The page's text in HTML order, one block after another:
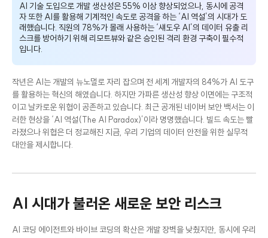
AI 기술 도입으로 개발 생산성은 55% 이상 향상되었으나, 동시에 공격
자 또한 AI를 활용해 기계적인 속도로 공격을 하는 ‘AI 역설’의 시대가 도
래했습니다. 직원의 78%가 몰래 사용하는 ‘섀도우 AI’의 데이터 유출 리
스크를 방어하기 위해 리모트뷰와 같은 승인된 격리 환경 구축이 필수적
입니다.
작년은 AI는 개발의 뉴노멀로 자리 잡으며 전 세계 개발자의 84%가 AI 도구
를 활용하는 혁신의 해였습니다. 하지만 가파른 생산성 향상 이면에는 구조적
이고 날카로운 위협이 공존하고 있습니다. 최근 공개된 네이버 보안 백서는 이
러한 현상을 ‘AI 역설(The AI Paradox)’이라 명명했습니다. 빌드 속도는 빨
라졌으나 위협은 더 정교해진 지금, 우리 기업의 데이터 안전을 위한 실무적
대안을 제시합니다.
AI 시대가 불러온 새로운 보안 리스크
AI 코딩 에이전트와 바이브 코딩의 확산은 개발 장벽을 낮췄지만, 동시에 우리